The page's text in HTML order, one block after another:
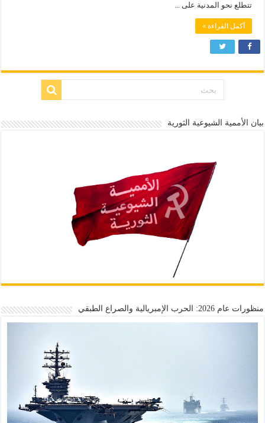
تتطلع نحو المدنية على ...
أكمل القراءة »
بيان الأممية الشيوعية الثورية
منظورات عام 2026: الحرب الإمبريالية والصراع الطبقي